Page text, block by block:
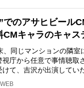
でのアサヒビール
CMキャラのキャ
同じマンションの隣室
庁から任意で事情聴取
て、吉沢が出演してい